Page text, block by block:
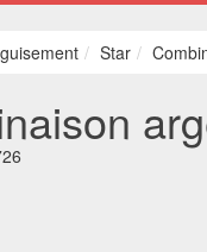
Star